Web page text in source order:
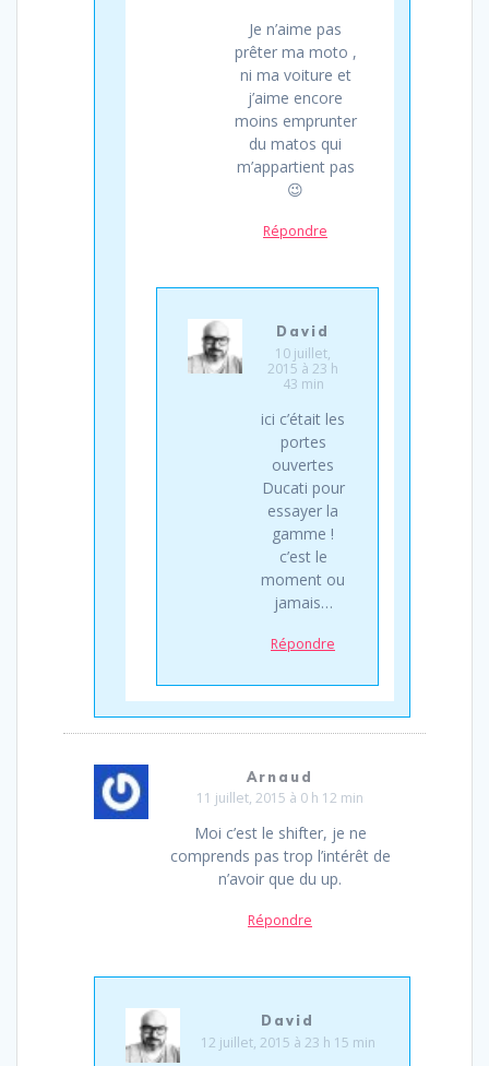
Je n’aime pas
prêter ma moto ,
ni ma voiture et
j’aime encore
moins emprunter
du matos qui
m’appartient pas
😉
Répondre
David
10 juillet,
2015 à 23 h
43 min
ici c’était les
portes
ouvertes
Ducati pour
essayer la
gamme !
c’est le
moment ou
jamais…
Répondre
Arnaud
11 juillet, 2015 à 0 h 12 min
Moi c’est le shifter, je ne
comprends pas trop l’intérêt de
n’avoir que du up.
Répondre
David
12 juillet, 2015 à 23 h 15 min